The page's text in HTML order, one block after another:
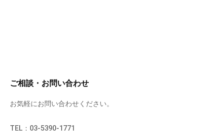
ご相談・お問い合わせ
お気軽にお問い合わせください。
TEL：03-5390-1771